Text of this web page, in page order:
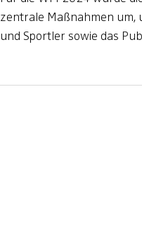
zentrale Maßnahmen
und Sportler sowie das